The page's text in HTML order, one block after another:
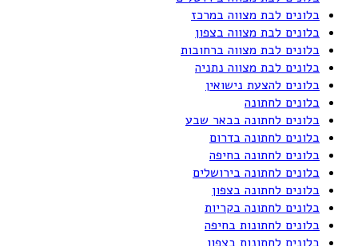
בלונים לבת מצווה במרכז
בלונים לבת מצווה בצפון
בלונים לבת מצווה ברחובות
בלונים לבת מצווה נתניה
בלונים להצעת נישואין
בלונים לחתונה
בלונים לחתונה בבאר שבע
בלונים לחתונה בדרום
בלונים לחתונה בחיפה
בלונים לחתונה בירושלים
בלונים לחתונה בצפון
בלונים לחתונה בקריות
בלונים לחתונות בחיפה